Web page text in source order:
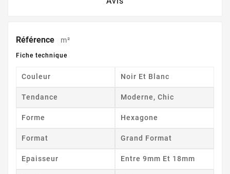
Référence m²
Fiche technique
Couleur Noir Et Blanc
Tendance Moderne, Chic
Forme Hexagone
Format Grand Format
Epaisseur Entre 9mm Et 18mm